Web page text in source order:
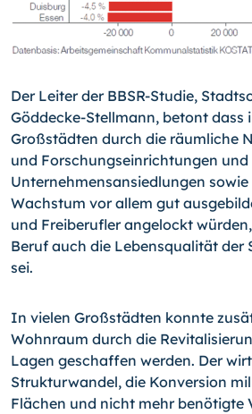
Der Leiter der BBSR-Studie,
Göddecke-Stellmann, betont dass
Großstädten durch die räumliche
und For­schungseinrichtungen und
Unternehmensansiedlungen
Wachstum vor allem gut
und Freiberufler angelockt
Beruf auch die Lebensqualität der
sei.
In vielen Großstädten konnte
Wohnraum durch die
Lagen geschaffen werden. Der
Strukturwandel, die Konversion
Flächen und nicht mehr